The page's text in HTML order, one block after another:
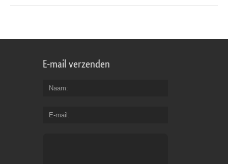
E-mail verzenden
Naam
E-mail